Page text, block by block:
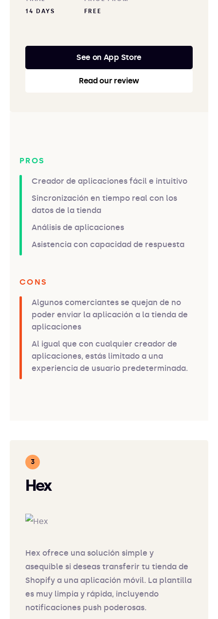
14 DAYS
FREE
See on App Store
Read our review
PROS
Creador de aplicaciones fácil e intuitivo
Sincronización en tiempo real con los
datos de la tienda
Análisis de aplicaciones
Asistencia con capacidad de respuesta
CONS
Algunos comerciantes se quejan de no
poder enviar la aplicación a la tienda de
aplicaciones
Al igual que con cualquier creador de
aplicaciones, estás limitado a una
experiencia de usuario predeterminada.
Hex
Hex ofrece una solución simple y
asequible si deseas transferir tu tienda de
Shopify a una aplicación móvil. La plantilla
es muy limpia y rápida, incluyendo
notificaciones push poderosas.